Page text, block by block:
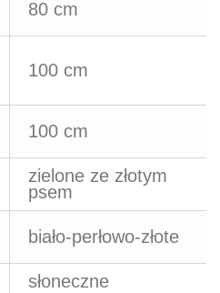
80 cm
100 cm
100 cm
zielone ze złotym
psem
biało-perłowo-złote
słoneczne